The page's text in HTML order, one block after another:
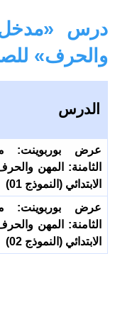
درس «مدخل
والحرف»
الدرس
عرض بوربوينت:
الثامنة: المهن
الابتدائي (النموذج 01)
عرض بوربوينت:
الثامنة: المهن
الابتدائي (النموذج 02)